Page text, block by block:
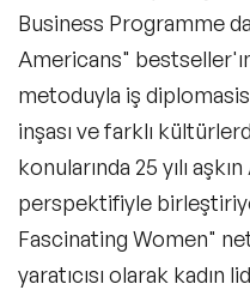
Business Programme
Americans"
metoduyla iş
inşası ve farklı
konularında 25 yılı
perspektifiyle
Fascinating Women"
yaratıcısı olarak kadın
İkna & Müzakere
Ebeveynlik
Wellness
Spor Konuşmacıları
Cinsiyet Eşitliği,
Konuşmacıları